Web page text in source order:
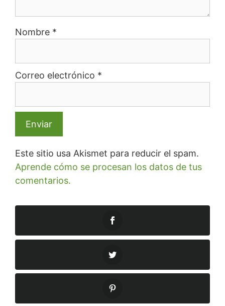
Nombre *
Correo electrónico *
Este sitio usa Akismet para reducir el spam.
Aprende cómo se procesan los datos de tus
comentarios.